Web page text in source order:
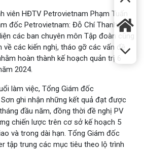
viên HĐTV Petrovietnam Phạm Tuấn
đốc Petrovietnam: Đỗ Chí Thanh,
các ban chuyên môn Tập đoàn cũng
các kiến nghị, tháo gỡ các vấn đề
hoàn thành kế hoạch quản trị 6
2024.
làm việc, Tổng Giám đốc
ghi nhận những kết quả đạt được
đầu năm, đồng thời đề nghị PV
chiến lược trên cơ sở kế hoạch 5
và trong dài hạn. Tổng Giám đốc
tập trung các mục tiêu theo lộ trình